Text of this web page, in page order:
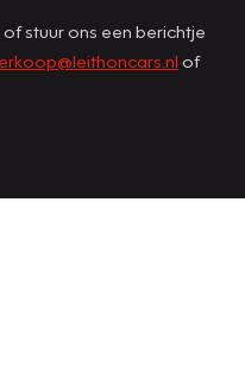
stuur ons een berichtje
of